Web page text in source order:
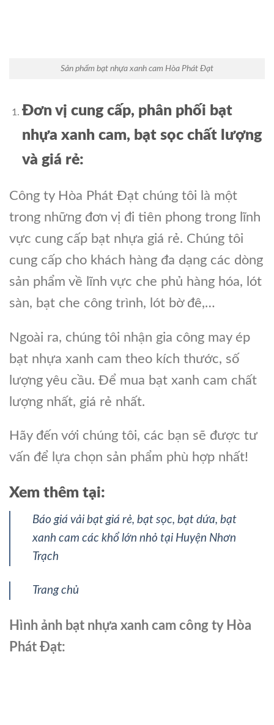
Sản phẩm bạt nhựa xanh cam Hòa Phát Đạt
Đơn vị cung cấp, phân phối bạt
nhựa xanh cam, bạt sọc chất lượng
và giá rẻ:
Công ty Hòa Phát Đạt chúng tôi là một
trong những đơn vị đi tiên phong trong lĩnh
vực cung cấp bạt nhựa giá rẻ. Chúng tôi
cung cấp cho khách hàng đa dạng các dòng
sản phẩm về lĩnh vực che phủ hàng hóa, lót
sàn, bạt che công trình, lót bờ đê,…
Ngoài ra, chúng tôi nhận gia công may ép
bạt nhựa xanh cam theo kích thước, số
lượng yêu cầu. Để mua bạt xanh cam chất
lượng nhất, giá rẻ nhất.
Hãy đến với chúng tôi, các bạn sẽ được tư
vấn để lựa chọn sản phẩm phù hợp nhất!
Xem thêm tại:
Báo giá vải bạt giá rẻ, bạt sọc, bạt dứa, bạt
xanh cam các khổ lớn nhỏ tại Huyện Nhơn
Trạch
Trang chủ
Hình ảnh bạt nhựa xanh cam công ty Hòa
Phát Đạt: